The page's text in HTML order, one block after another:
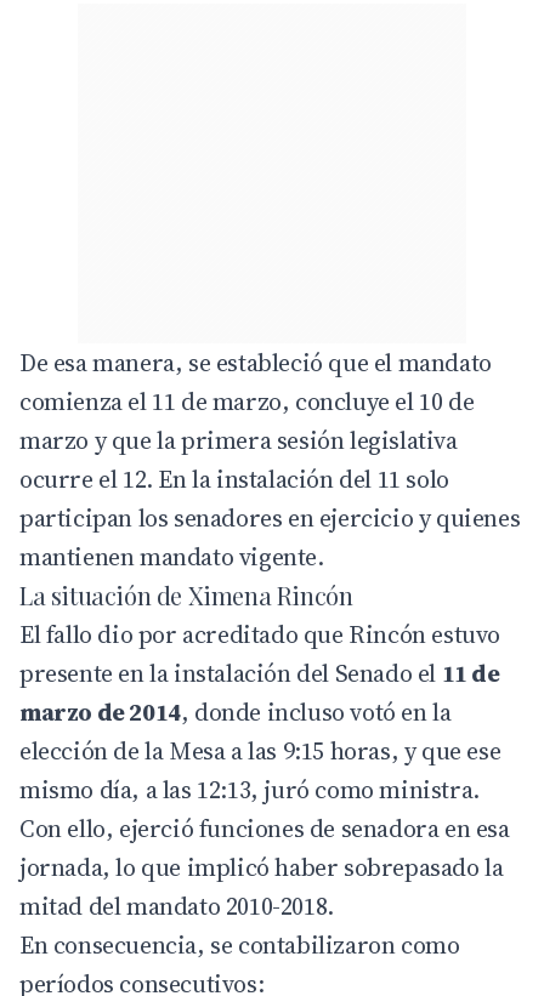
De esa manera, se estableció que el mandato
comienza el 11 de marzo, concluye el 10 de
marzo y que la primera sesión legislativa
ocurre el 12. En la instalación del 11 solo
participan los senadores en ejercicio y quienes
mantienen mandato vigente.
La situación de Ximena Rincón
El fallo dio por acreditado que Rincón estuvo
presente en la instalación del Senado el 11 de
marzo de 2014, donde incluso votó en la
elección de la Mesa a las 9:15 horas, y que ese
mismo día, a las 12:13, juró como ministra.
Con ello, ejerció funciones de senadora en esa
jornada, lo que implicó haber sobrepasado la
mitad del mandato 2010-2018.
En consecuencia, se contabilizaron como
períodos consecutivos: